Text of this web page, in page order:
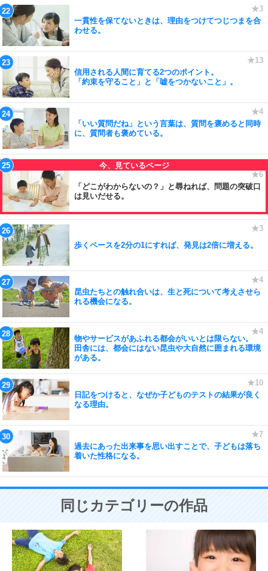
一貫性を保てないときは、理由をつけてつじつまを合
わせる。
信用される人間に育てる2つのポイント。
「約束を守ること」と「嘘をつかないこと」。
「いい質問だね」という言葉は、質問を褒めると同時
に、質問者も褒めている。
「どこがわからないの？」と尋ねれば、問題の突破口
は見いだせる。
歩くペースを2分の1にすれば、発見は2倍に増える。
昆虫たちとの触れ合いは、生と死について考えさせら
れる機会になる。
物やサービスがあふれる都会がいいとは限らない。
田舎には、都会にはない昆虫や大自然に囲まれる環境
がある。
日記をつけると、なぜか子どものテストの結果が良く
なる理由。
過去にあった出来事を思い出すことで、子どもは落ち
着いた性格になる。
同じカテゴリーの作品